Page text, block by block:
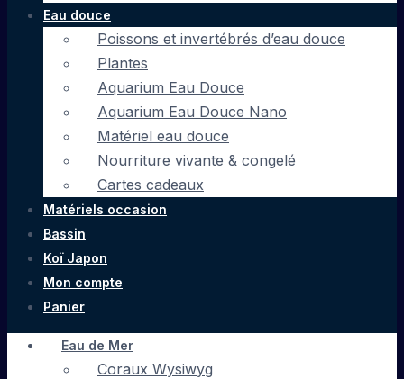
Eau douce
Poissons et invertébrés d’eau douce
Plantes
Aquarium Eau Douce
Aquarium Eau Douce Nano
Matériel eau douce
Nourriture vivante & congelé
Cartes cadeaux
Matériels occasion
Bassin
Koï Japon
Mon compte
Panier
Eau de Mer
Coraux Wysiwyg